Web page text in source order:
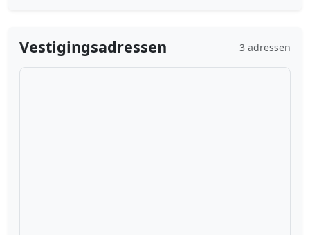
Vestigingsadressen 3 adressen